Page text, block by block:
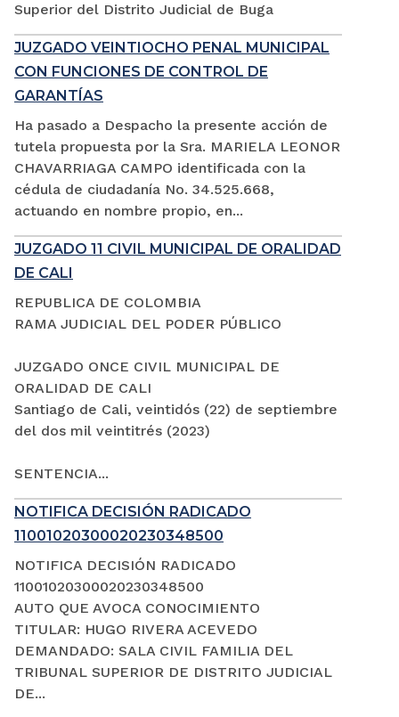
Superior del Distrito Judicial de Buga
JUZGADO VEINTIOCHO PENAL MUNICIPAL
CON FUNCIONES DE CONTROL DE
GARANTÍAS
Ha pasado a Despacho la presente acción de
tutela propuesta por la Sra. MARIELA LEONOR
CHAVARRIAGA CAMPO identificada con la
cédula de ciudadanía No. 34.525.668,
actuando en nombre propio, en...
JUZGADO 11 CIVIL MUNICIPAL DE ORALIDAD
DE CALI
REPUBLICA DE COLOMBIA
RAMA JUDICIAL DEL PODER PÚBLICO
JUZGADO ONCE CIVIL MUNICIPAL DE
ORALIDAD DE CALI
Santiago de Cali, veintidós (22) de septiembre
del dos mil veintitrés (2023)
SENTENCIA...
NOTIFICA DECISIÓN RADICADO
11001020300020230348500
NOTIFICA DECISIÓN RADICADO
11001020300020230348500
AUTO QUE AVOCA CONOCIMIENTO
TITULAR: HUGO RIVERA ACEVEDO
DEMANDADO: SALA CIVIL FAMILIA DEL
TRIBUNAL SUPERIOR DE DISTRITO JUDICIAL
DE...